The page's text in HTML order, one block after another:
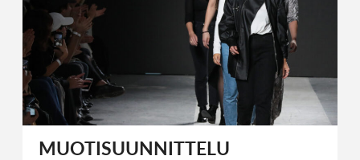
MUOTISUUNNITTELU